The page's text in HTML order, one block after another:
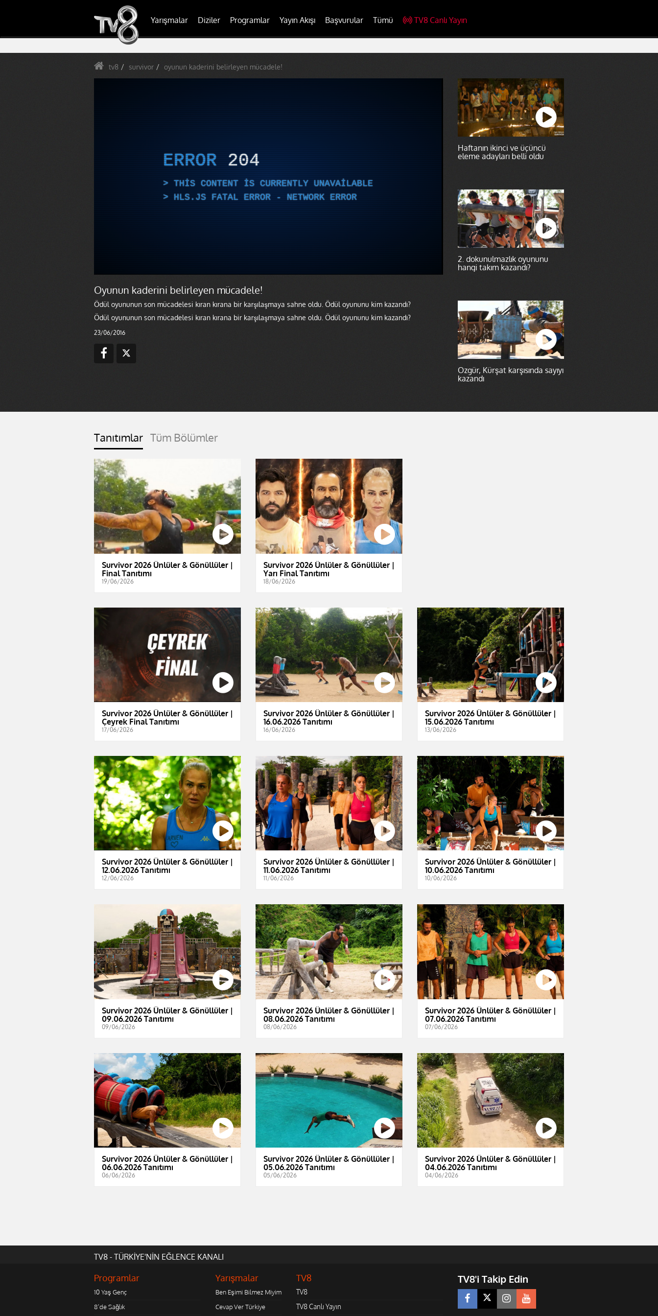
Yarışmalar Diziler Programlar Yayın Akışı Başvurular Tümü TV8 Canlı Yayın
tv8 survivor oyunun kaderini belirleyen mücadele!
ERROR 204
THIS CONTENT IS CURRENTLY UNAVAILABLE
HLS.JS FATAL ERROR - NETWORK ERROR
Oyunun kaderini belirleyen mücadele!
Ödül oyununun son mücadelesi kıran kırana bir karşılaşmaya sahne oldu. Ödül oyununu kim kazandı?
Ödül oyununun son mücadelesi kıran kırana bir karşılaşmaya sahne oldu. Ödül oyununu kim kazandı?
23/06/2016
Haftanın ikinci ve üçüncü
eleme adayları belli oldu
2. dokunulmazlık oyununu
hangi takım kazandı?
Özgür, Kürşat karşısında sayıyı
kazandı
Tanıtımlar Tüm Bölümler
Survivor 2026 Ünlüler & Gönüllüler |
Final Tanıtımı
19/06/2026
Survivor 2026 Ünlüler & Gönüllüler |
Yarı Final Tanıtımı
18/06/2026
Survivor 2026 Ünlüler & Gönüllüler |
Çeyrek Final Tanıtımı
17/06/2026
Survivor 2026 Ünlüler & Gönüllüler |
16.06.2026 Tanıtımı
16/06/2026
Survivor 2026 Ünlüler & Gönüllüler |
15.06.2026 Tanıtımı
13/06/2026
Survivor 2026 Ünlüler & Gönüllüler |
12.06.2026 Tanıtımı
12/06/2026
Survivor 2026 Ünlüler & Gönüllüler |
11.06.2026 Tanıtımı
11/06/2026
Survivor 2026 Ünlüler & Gönüllüler |
10.06.2026 Tanıtımı
10/06/2026
Survivor 2026 Ünlüler & Gönüllüler |
09.06.2026 Tanıtımı
09/06/2026
Survivor 2026 Ünlüler & Gönüllüler |
08.06.2026 Tanıtımı
08/06/2026
Survivor 2026 Ünlüler & Gönüllüler |
07.06.2026 Tanıtımı
07/06/2026
Survivor 2026 Ünlüler & Gönüllüler |
06.06.2026 Tanıtımı
06/06/2026
Survivor 2026 Ünlüler & Gönüllüler |
05.06.2026 Tanıtımı
05/06/2026
Survivor 2026 Ünlüler & Gönüllüler |
04.06.2026 Tanıtımı
04/06/2026
TV8 - TÜRKİYE'NİN EĞLENCE KANALI
Programlar
10 Yaş Genç
8'de Sağlık
Yarışmalar
Ben Eşimi Bilmez Miyim
Cevap Ver Türkiye
TV8
TV8
TV8 Canlı Yayın
TV8'i Takip Edin